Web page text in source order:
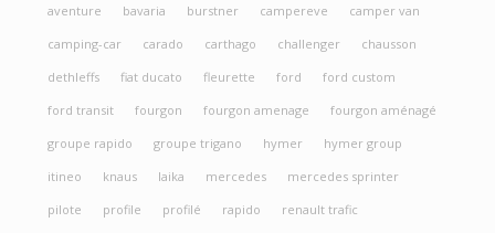
aventure
bavaria burstner campereve
camper van
camping-car
carado carthago challenger
chausson
dethleffs
fiat ducato fleurette ford
ford custom
ford transit
fourgon fourgon amenage
fourgon aménagé
groupe rapido
groupe trigano hymer
hymer group
itineo
knaus laika mercedes
mercedes sprinter
pilote
profile profilé rapido
renault trafic